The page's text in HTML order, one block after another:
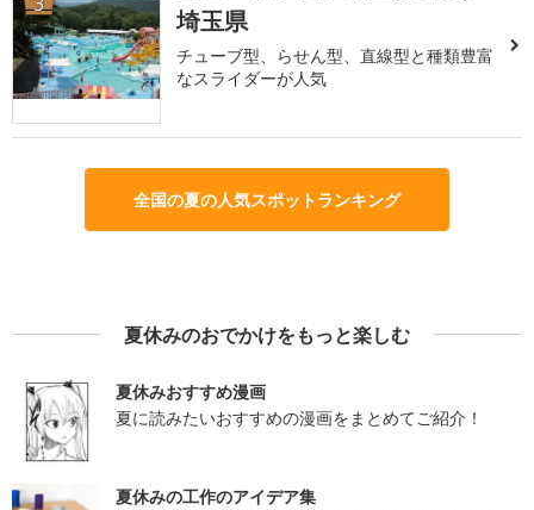
埼玉県
チューブ型、らせん型、直線型と種類豊富
なスライダーが人気
全国の夏の人気スポットランキング
夏休みのおでかけをもっと楽しむ
夏休みおすすめ漫画
夏に読みたいおすすめの漫画をまとめてご紹介！
夏休みの工作のアイデア集